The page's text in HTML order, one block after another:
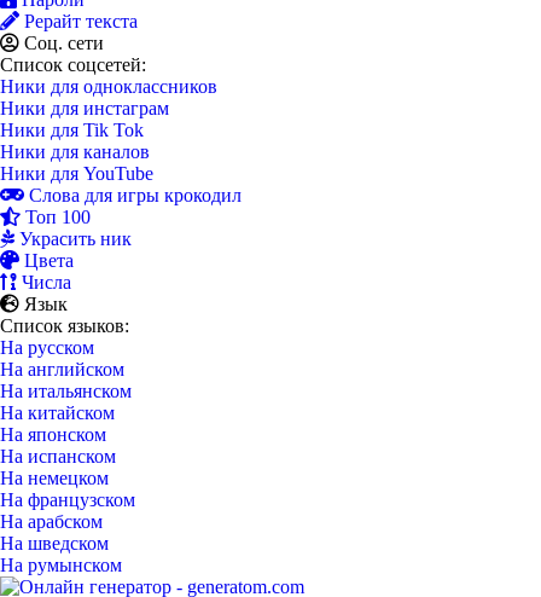
Рерайт текста
Соц. сети
Список соцсетей:
Ники для одноклассников
Ники для инстаграм
Ники для Tik Tok
Ники для каналов
Ники для YouTube
Слова для игры крокодил
Топ 100
Украсить ник
Цвета
Числа
Язык
Список языков:
На русском
На английском
На итальянском
На китайском
На японском
На испанском
На немецком
На французском
На арабском
На шведском
На румынском